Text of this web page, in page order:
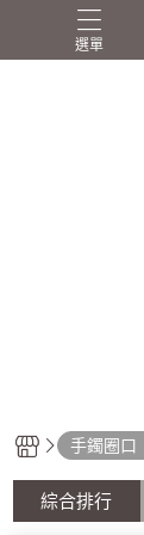
選單
手鐲圈口
綜合排行